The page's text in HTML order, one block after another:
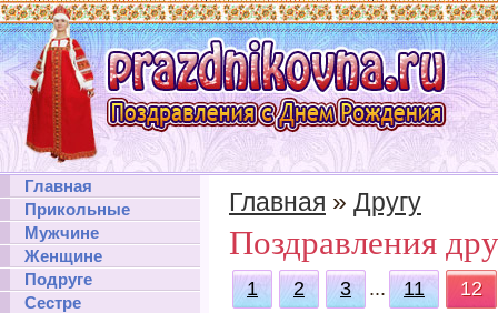
Главная
Прикольные
Мужчине
Женщине
Подруге
Сестре
Главная » Другу
Поздравления
1 2 3 ... 11 12